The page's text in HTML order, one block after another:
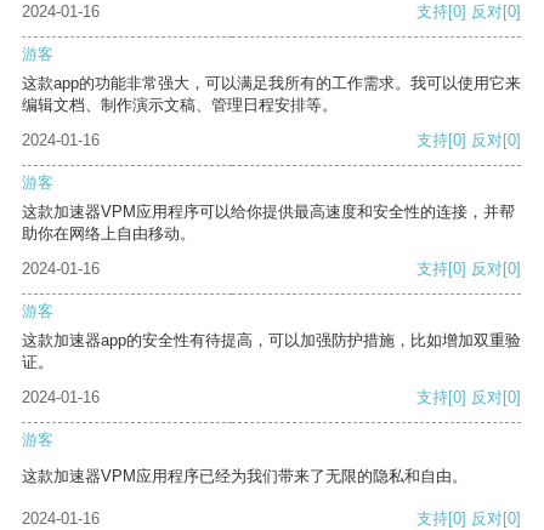
2024-01-16
支持[0] 反对[0]
游客
这款app的功能非常强大，可以满足我所有的工作需求。我可以使用它来
编辑文档、制作演示文稿、管理日程安排等。
2024-01-16
支持[0] 反对[0]
游客
这款加速器VPM应用程序可以给你提供最高速度和安全性的连接，并帮
助你在网络上自由移动。
2024-01-16
支持[0] 反对[0]
游客
这款加速器app的安全性有待提高，可以加强防护措施，比如增加双重验
证。
2024-01-16
支持[0] 反对[0]
游客
这款加速器VPM应用程序已经为我们带来了无限的隐私和自由。
2024-01-16 支持[0] 反对[0]